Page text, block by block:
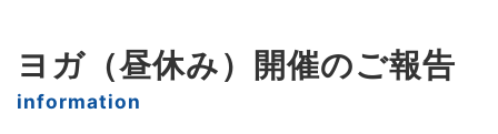
ヨガ（昼休み）開催のご報告